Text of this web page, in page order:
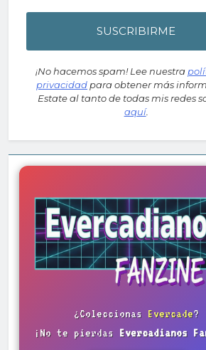
¡No hacemos spam! Lee nuestra
privacidad para obtener más
Estate al tanto de todas mis redes
aquí.
¿Coleccionas Evercade?
¡No te pierdas Evercadianos